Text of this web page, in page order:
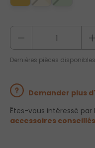
Dernières pièces disponibles
Demander plus
Êtes-vous intéressé par
accessoires conseillés